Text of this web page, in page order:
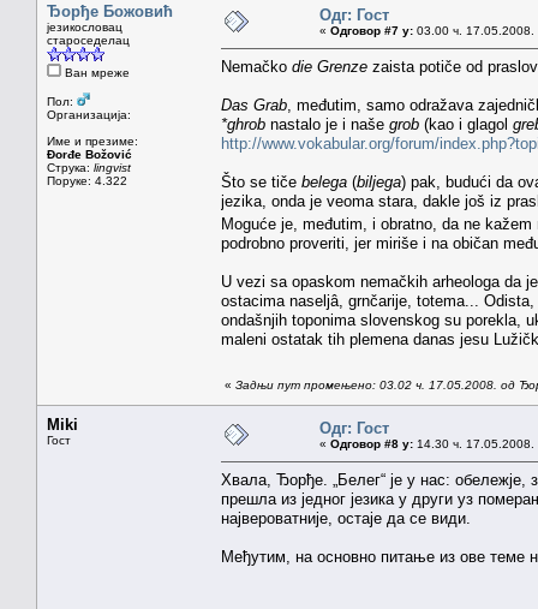
Ђорђе Божовић
језикословац
староседелац
Ван мреже
Пол:
Организација:
Име и презиме:
Đorđe Božović
Струка: lingvist
Поруке: 4.322
Одг: Гост
« Одговор #7 у: 03.00 ч. 17.05.2008.
Nemačko die Grenze zaista potiče od
Das Grab , međutim, samo odražava
*ghrob nastalo je i naše grob (kao i glagol
http://www.vokabular.org/forum/
Što se tiče belega (biljega) pak, budući da
jezika, onda je veoma stara, dakle još iz
Moguće je, međutim, i obratno, da ne
podrobno proveriti, jer miriše i na običan
U vezi sa opaskom nemačkih arheologa da
ostacima naseljâ, grnčarije, totema...
ondašnjih toponima slovenskog su porekla,
maleni ostatak tih plemena danas jesu
« Задњи пут промењено: 03.02 ч. 17.05.2008. од
Miki
Гост
Одг: Гост
« Одговор #8 у: 14.30 ч. 17.05.2008.
Хвала, Ђорђе. „Белег“ је у нас:
прешла из једног језика у други уз
највероватније, остаје да се види.
Међутим, на основно питање из ове теме